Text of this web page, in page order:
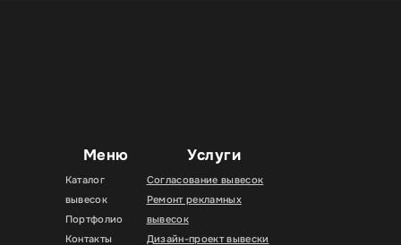
Меню
Каталог
вывесок
Портфолио
Контакты
Услуги
Согласование вывесок
Ремонт рекламных
вывесок
Дизайн-проект вывески